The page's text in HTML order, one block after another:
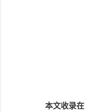
本文收录在